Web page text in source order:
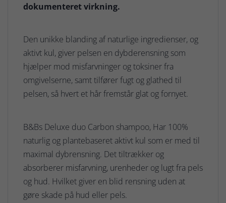
dokumenteret virkning.
Den unikke blanding af naturlige ingredienser, og
aktivt kul, giver pelsen en dybderensning som
hjælper mod misfarvninger og toksiner fra
omgivelserne, samt tilfører fugt og glathed til
pelsen, så hvert et hår fremstår glat og fornyet.
B&Bs Deluxe duo Carbon shampoo, Har 100%
naturlig og plantebaseret aktivt kul som er med til
maximal dybrensning. Det tiltrækker og
absorberer misfarvning, urenheder og lugt fra pels
og hud. Hvilket giver en blid rensning uden at
gøre skade på hud eller pels.